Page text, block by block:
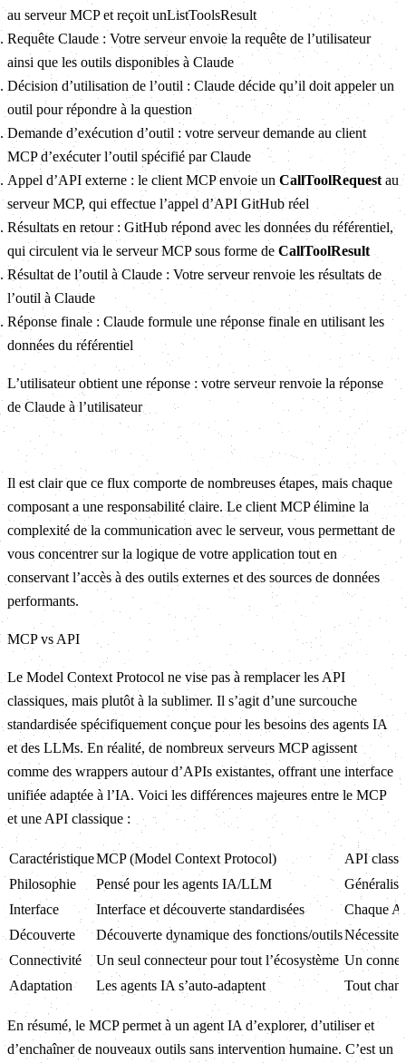
au serveur MCP et reçoit unListToolsResult
Requête Claude : Votre serveur envoie la requête de l’utilisateur
ainsi que les outils disponibles à Claude
Décision d’utilisation de l’outil : Claude décide qu’il doit appeler un
outil pour répondre à la question
Demande d’exécution d’outil : votre serveur demande au client
MCP d’exécuter l’outil spécifié par Claude
Appel d’API externe : le client MCP envoie un CallToolRequest au
serveur MCP, qui effectue l’appel d’API GitHub réel
Résultats en retour : GitHub répond avec les données du référentiel,
qui circulent via le serveur MCP sous forme de CallToolResult
Résultat de l’outil à Claude : Votre serveur renvoie les résultats de
l’outil à Claude
Réponse finale : Claude formule une réponse finale en utilisant les
données du référentiel
L’utilisateur obtient une réponse : votre serveur renvoie la réponse
de Claude à l’utilisateur
Il est clair que ce flux comporte de nombreuses étapes, mais chaque
composant a une responsabilité claire. Le client MCP élimine la
complexité de la communication avec le serveur, vous permettant de
vous concentrer sur la logique de votre application tout en
conservant l’accès à des outils externes et des sources de données
performants.
MCP vs API
Le Model Context Protocol ne vise pas à remplacer les API
classiques, mais plutôt à la sublimer. Il s’agit d’une surcouche
standardisée spécifiquement conçue pour les besoins des agents IA
et des LLMs. En réalité, de nombreux serveurs MCP agissent
comme des wrappers autour d’APIs existantes, offrant une interface
unifiée adaptée à l’IA. Voici les différences majeures entre le MCP
et une API classique :
CaractéristiqueMCP (Model Context Protocol)
API
Philosophie
Pensé pour les agents IA/LLM
Interface
Interface et découverte standardisées
Chaque
Découverte
Découverte dynamique des fonctions/outilsNécessite
Connectivité
Un seul connecteur pour tout l’écosystème Un
Adaptation
Les agents IA s’auto-adaptent Tout
En résumé, le MCP permet à un agent IA d’explorer, d’utiliser et
d’enchaîner de nouveaux outils sans intervention humaine. C’est un